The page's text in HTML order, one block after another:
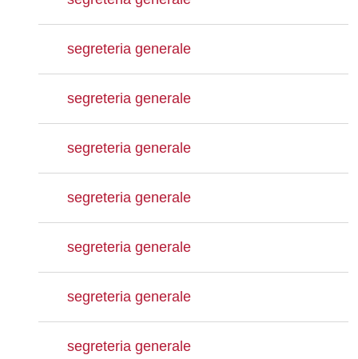
segreteria generale
segreteria generale
segreteria generale
segreteria generale
segreteria generale
segreteria generale
segreteria generale